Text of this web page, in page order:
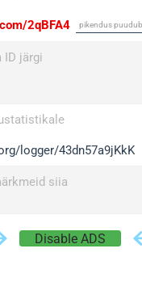
2qBFA4
ID järgi
logger/43dn57a9jKkK
siia
Disable ADS